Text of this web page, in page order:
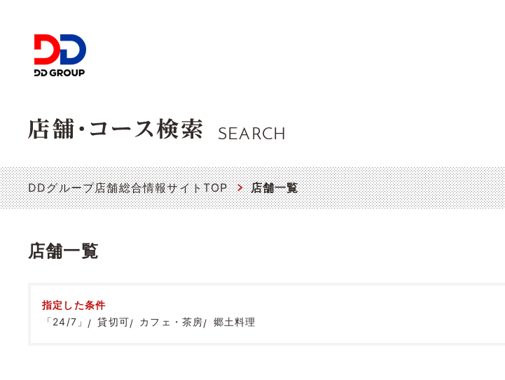
SEARCH
DDグループ店舗総合情報サイトTOP 店舗一覧
店舗一覧
指定した条件
「24/7」
貸切可 カフェ・茶房 郷土料理